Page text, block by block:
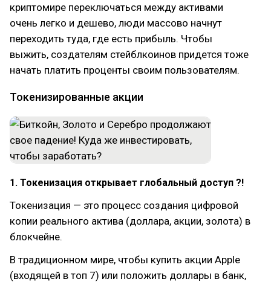
криптомире переключаться между активами
очень легко и дешево, люди массово начнут
переходить туда, где есть прибыль. Чтобы
выжить, создателям стейблкоинов придется тоже
начать платить проценты своим пользователям.
Токенизированные акции
1. Токенизация открывает глобальный доступ ?!
Токенизация — это процесс создания цифровой
копии реального актива (доллара, акции, золота) в
блокчейне.
В традиционном мире, чтобы купить акции Apple
(входящей в топ 7) или положить доллары в банк,